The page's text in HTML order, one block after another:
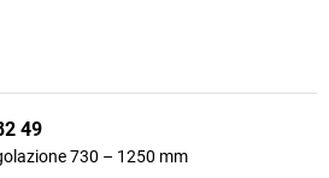
49
730 – 1250 mm